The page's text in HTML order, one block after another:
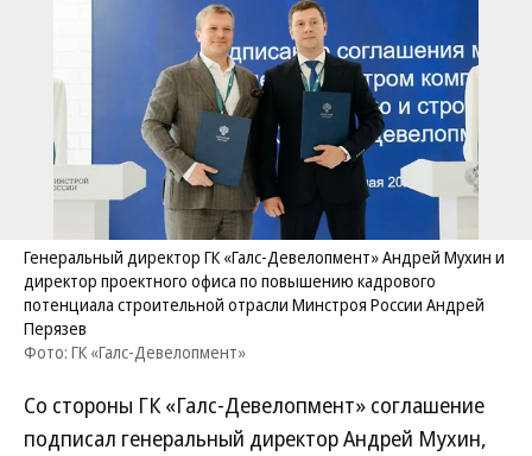
Генеральный директор ГК «Галс-Девелопмент» Андрей Мухин и
директор проектного офиса по повышению кадрового
потенциала строительной отрасли Минстроя России Андрей
Перязев
Фото: ГК «Галс-Девелопмент»
Со стороны ГК «Галс-Девелопмент» соглашение
подписал генеральный директор Андрей Мухин,